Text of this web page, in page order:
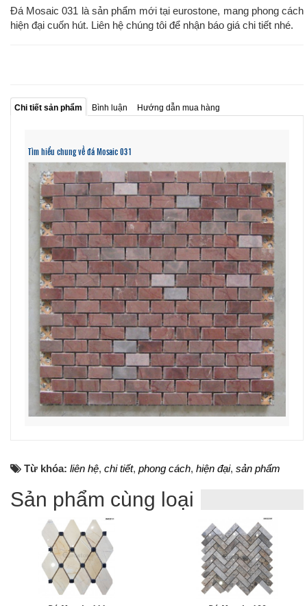
Đá Mosaic 031 là sản phẩm mới tại eurostone, mang phong cách
hiện đại cuốn hút. Liên hệ chúng tôi để nhận báo giá chi tiết nhé.
Chi tiết sản phẩm Bình luận Hướng dẫn mua hàng
Tìm hiểu chung về đá Mosaic 031
Từ khóa: liên hệ, chi tiết, phong cách, hiện đại, sản phẩm
Sản phẩm cùng loại